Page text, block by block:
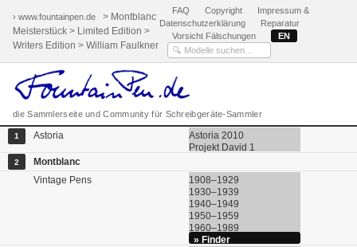
› www.fountainpen.de
> Montblanc
Meisterstück > Limited Edition >
Writers Edition > William Faulkner
FAQ Copyright
Impressum &
Datenschutzerklärung
Reparatur
Vorsicht Fälschungen
EN
die Sammlerseite und Community für Schreibgeräte-Sammler
1 Astoria
Astoria 2010
Projekt David 1
2
Montblanc
Vintage Pens
1908–1929
1930–1939
1940–1949
1950–1959
1960–1989
» Finder